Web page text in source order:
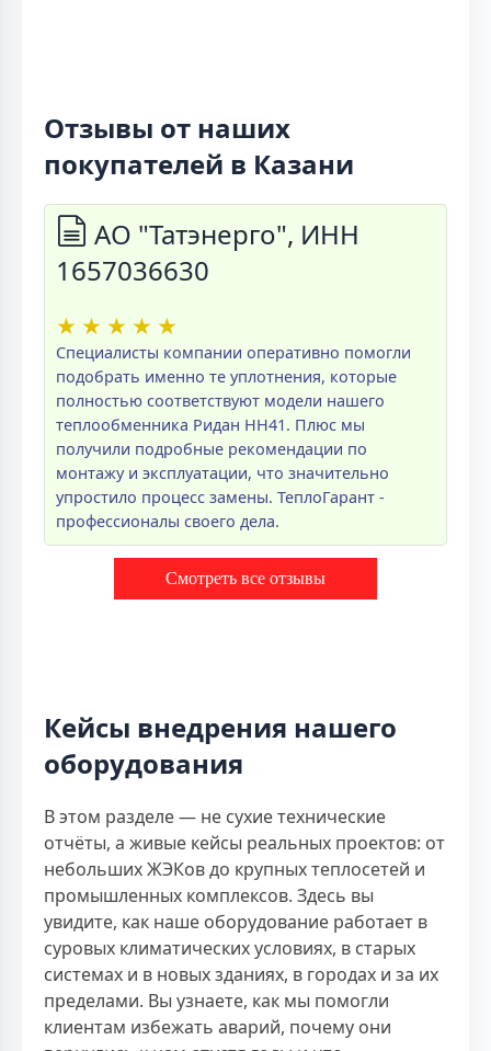
Отзывы от наших
покупателей в Казани
АО "Татэнерго", ИНН
1657036630
★ ★ ★ ★ ★
Специалисты компании оперативно помогли
подобрать именно те уплотнения, которые
полностью соответствуют модели нашего
теплообменника Ридан НН41. Плюс мы
получили подробные рекомендации по
монтажу и эксплуатации, что значительно
упростило процесс замены. ТеплоГарант -
профессионалы своего дела.
Смотреть все отзывы
Кейсы внедрения нашего
оборудования
В этом разделе — не сухие технические
отчёты, а живые кейсы реальных проектов: от
небольших ЖЭКов до крупных теплосетей и
промышленных комплексов. Здесь вы
увидите, как наше оборудование работает в
суровых климатических условиях, в старых
системах и в новых зданиях, в городах и за их
пределами. Вы узнаете, как мы помогли
клиентам избежать аварий, почему они